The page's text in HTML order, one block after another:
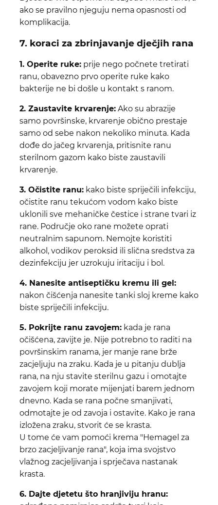
ako se pravilno njeguju nema opasnosti od
komplikacija.
7. koraci za zbrinjavanje dječjih rana
1. Operite ruke:prije nego počnete tretirati
ranu, obavezno prvo operite ruke kako
bakterije ne bi došle u kontakt s ranom.
2. Zaustavite krvarenje:Ako su abrazije
samo površinske, krvarenje obično prestaje
samo od sebe nakon nekoliko minuta. Kada
dođe do jačeg krvarenja, pritisnite ranu
sterilnom gazom kako biste zaustavili
krvarenje.
3. Očistite ranu:kako biste spriječili infekciju,
očistite ranu tekućom vodom kako biste
uklonili sve mehaničke čestice i strane tvari iz
rane. Područje oko rane možete oprati
neutralnim sapunom. Nemojte koristiti
alkohol, vodikov peroksid ili slična sredstva za
dezinfekciju jer uzrokuju iritaciju i bol.
4. Nanesite antiseptičku kremu ili gel:
nakon čišćenja nanesite tanki sloj kreme kako
biste spriječili infekciju.
5. Pokrijte ranu zavojem:kada je rana
očišćena, zavijte je. Nije potrebno to raditi na
površinskim ranama, jer manje rane brže
zacjeljuju na zraku. Kada je u pitanju dublja
rana, na nju stavite sterilnu gazu i omotajte
zavojem koji morate mijenjati barem jednom
dnevno. Kada se rana počne smanjivati,
odmotajte je od zavoja i ostavite. Kako je rana
izložena zraku, stvorit će se krasta.
U tome će vam pomoći krema "Hemagel za
brzo zacjeljivanje rana", koja ima svojstvo
vlažnog zacjeljivanja i sprječava nastanak
krasta.
6. Dajte djetetu što hranjiviju hranu: